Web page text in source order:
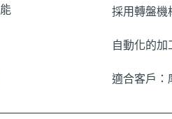
採用轉盤機
自動化的
適合客戶：